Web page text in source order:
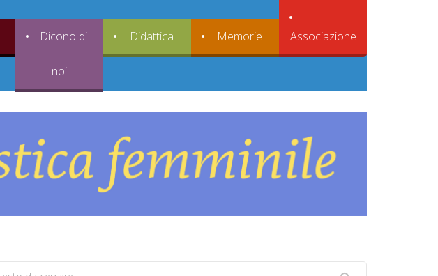
Dicono di
noi
Didattica Memorie Associazione